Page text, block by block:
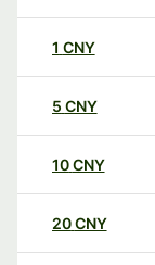
1 CNY
5 CNY
10CNY
20CNY